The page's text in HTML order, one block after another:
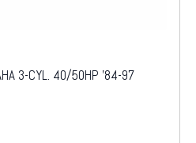
3-CYL. 40/50HP '84-97